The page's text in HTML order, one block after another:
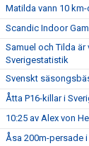
Matilda vann 10
Scandic Indoor
Samuel och Tilda är
Sverigestatistik
Svenskt
Åtta P16-killar i
10:25 av Alex von
Åsa 200m-persade i